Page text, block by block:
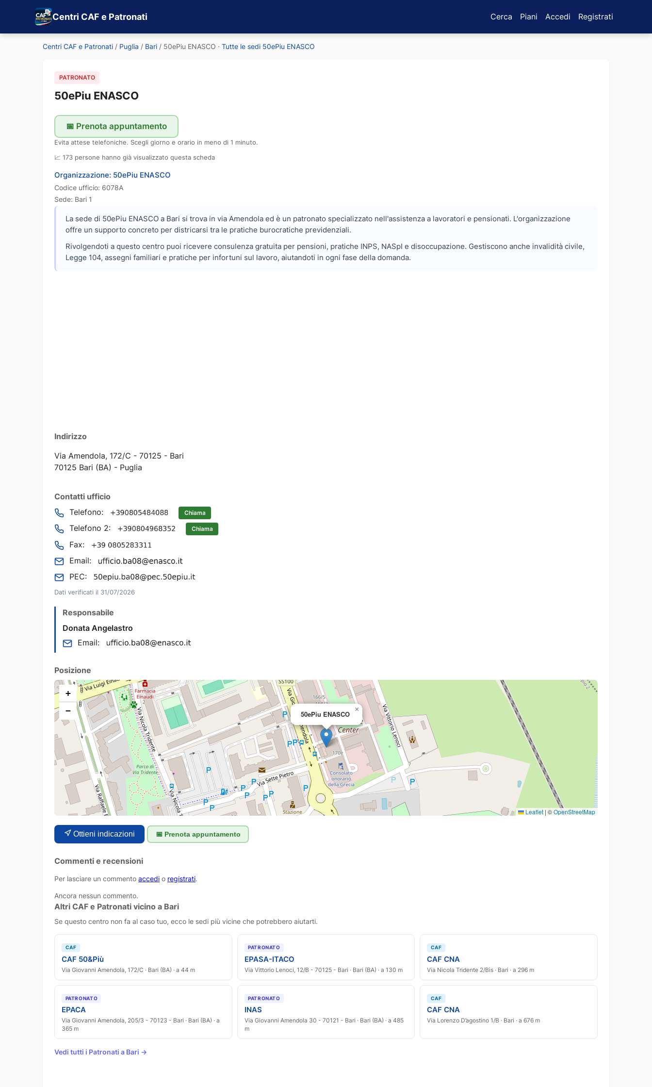
Centri CAF e Patronati Cerca Piani Accedi Registrati
Centri CAF e Patronati / Puglia / Bari / 50ePiu ENASCO · Tutte le sedi 50ePiu ENASCO
PATRONATO
50ePiu ENASCO
📅 Prenota appuntamento
Evita attese telefoniche. Scegli giorno e orario in meno di 1 minuto.
📈 173 persone hanno già visualizzato questa scheda
Organizzazione: 50ePiu ENASCO
Codice ufficio: 6078A
Sede: Bari 1
La sede di 50ePiu ENASCO a Bari si trova in via Amendola ed è un patronato specializzato nell'assistenza a lavoratori e pensionati. L'organizzazione
offre un supporto concreto per districarsi tra le pratiche burocratiche previdenziali.
Rivolgendoti a questo centro puoi ricevere consulenza gratuita per pensioni, pratiche INPS, NASpI e disoccupazione. Gestiscono anche invalidità civile,
Legge 104, assegni familiari e pratiche per infortuni sul lavoro, aiutandoti in ogni fase della domanda.
Indirizzo
Via Amendola, 172/C - 70125 - Bari
70125 Bari (BA) - Puglia
Contatti ufficio
Telefono:
Chiama
Telefono 2: Chiama
Fax:
Email:
PEC:
Dati verificati il 31/07/2026
Responsabile
Donata Angelastro
Email:
Posizione
50ePiu ENASCO
×
+
−
Leaflet | ©OpenStreetMap
Ottieni indicazioni 📅 Prenota appuntamento
Commenti e recensioni
Per lasciare un commento accedi o registrati.
Ancora nessun commento.
Altri CAF e Patronati vicino a Bari
Se questo centro non fa al caso tuo, ecco le sedi più vicine che potrebbero aiutarti.
CAF
CAF 50&Più
Via Giovanni Amendola, 172/C · Bari (BA) · a 44 m
PATRONATO
EPASA-ITACO
Via Vittorio Lenoci, 12/B - 70125 - Bari · Bari (BA) · a 130 m
CAF
CAF CNA
Via Nicola Tridente 2/Bis · Bari · a 296 m
PATRONATO
EPACA
Via Giovanni Amendola, 205/3 - 70123 - Bari · Bari (BA) · a
365 m
PATRONATO
INAS
Via Giovanni Amendola 30 - 70121 - Bari · Bari (BA) · a 485
m
CAF
CAF CNA
Via Lorenzo D’agostino 1/B · Bari · a 676 m
Vedi tutti i Patronati a Bari →